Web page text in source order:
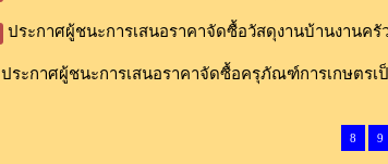
ประกาศผู้ชนะการเสนอราคาจัดซื้อวัสดุงานบ้านงานครั
ประกาศผู้ชนะการเสนอราคาจัดซื้อครุภัณฑ์การเกษตรเ
8 9